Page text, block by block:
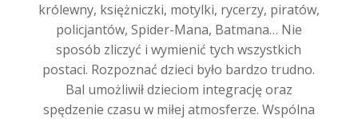
królewny, księżniczki, motylki, rycerzy, piratów,
policjantów, Spider-Mana, Batmana… Nie
sposób zliczyć i wymienić tych wszystkich
postaci. Rozpoznać dzieci było bardzo trudno.
Bal umożliwił dzieciom integrację oraz
spędzenie czasu w miłej atmosferze. Wspólna